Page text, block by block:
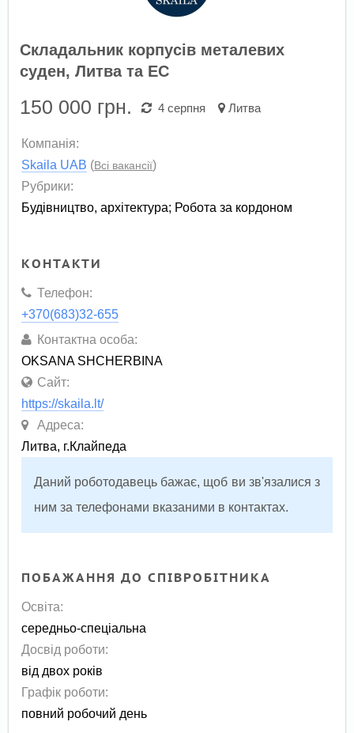
Складальник корпусів металевих
суден, Литва та ЕС
150 000 грн. 4 серпня Литва
Компанія:
Skaila UAB (Всі вакансії)
Рубрики:
Будівництво, архітектура; Робота за кордоном
КОНТАКТИ
Телефон:
+370(683)32-655
Контактна особа:
OKSANA SHCHERBINA
Сайт:
https://skaila.lt/
Адреса:
Литва, г.Клайпеда
Даний роботодавець бажає, щоб ви зв'язалися з
ним за телефонами вказаними в контактах.
ПОБАЖАННЯ ДО СПІВРОБІТНИКА
Освіта:
середньо-спеціальна
Досвід роботи:
від двох років
Графік роботи:
повний робочий день